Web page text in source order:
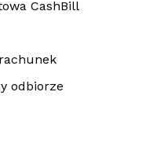
CashBill
odbiorze